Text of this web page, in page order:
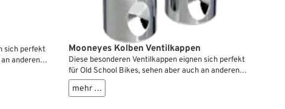
sich perfekt
anderen
Mooneyes Kolben Ventilkappen
Diese besonderen Ventilkappen eignen sich perfekt
für Old School Bikes, sehen aber auch an anderen
prima aus.
mehr …